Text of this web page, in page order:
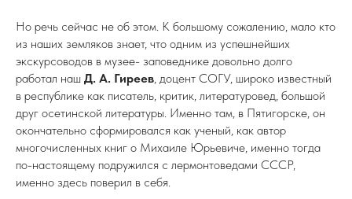
Но речь сейчас не об этом. К большому сожалению, мало кто
из наших земляков знает, что одним из успешнейших
экскурсоводов в музее- заповеднике довольно долго
работал наш Д. А. Гиреев, доцент СОГУ, широко известный
в республике как писатель, критик, литературовед, большой
друг осетинской литературы. Именно там, в Пятигорске, он
окончательно сформировался как ученый, как автор
многочисленных книг о Михаиле Юрьевиче, именно тогда
по-настоящему подружился с лермонтоведами СССР,
именно здесь поверил в себя.